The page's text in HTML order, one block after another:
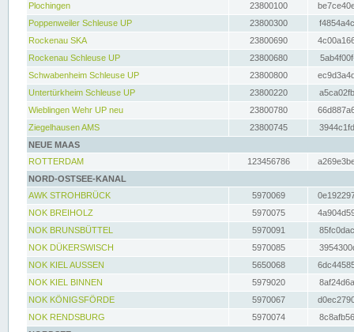
Plochingen
23800100
Poppenweiler Schleuse UP
23800300
Rockenau SKA
23800690
Rockenau Schleuse UP
23800680
Schwabenheim Schleuse UP
23800800
Untertürkheim Schleuse UP
23800220
Wieblingen Wehr UP neu
23800780
Ziegelhausen AMS
23800745
NEUE MAAS
ROTTERDAM
123456786
NORD-OSTSEE-KANAL
AWK STROHBRÜCK
5970069
NOK BREIHOLZ
5970075
NOK BRUNSBÜTTEL
5970091
NOK DÜKERSWISCH
5970085
NOK KIEL AUSSEN
5650068
NOK KIEL BINNEN
5979020
NOK KÖNIGSFÖRDE
5970067
NOK RENDSBURG
5970074